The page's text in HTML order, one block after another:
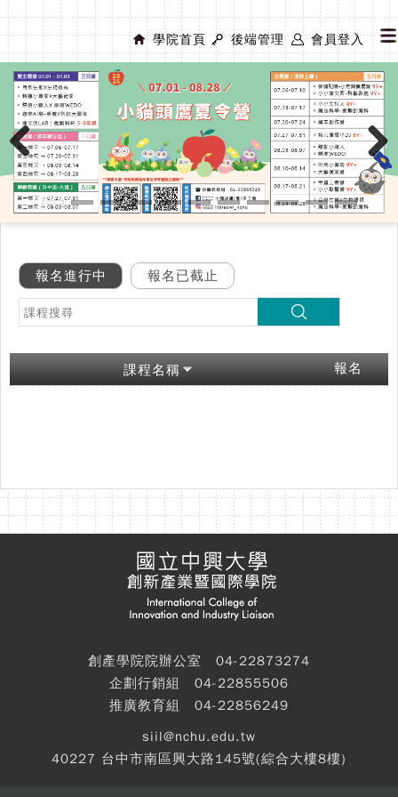
學院首頁 後端管理 會員登入
Previous Next
報名進行中 報名已截止
課程名稱 報名
創產學院院辦公室 04-22873274
企劃行銷組 04-22855506
推廣教育組 04-22856249
siil@nchu.edu.tw
40227 台中市南區興大路145號(綜合大樓8樓)